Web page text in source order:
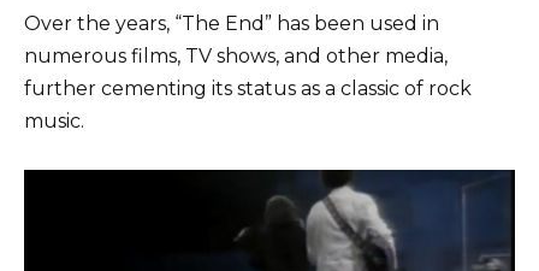
Over the years, “The End” has been used in
numerous films, TV shows, and other media,
further cementing its status as a classic of rock
music.